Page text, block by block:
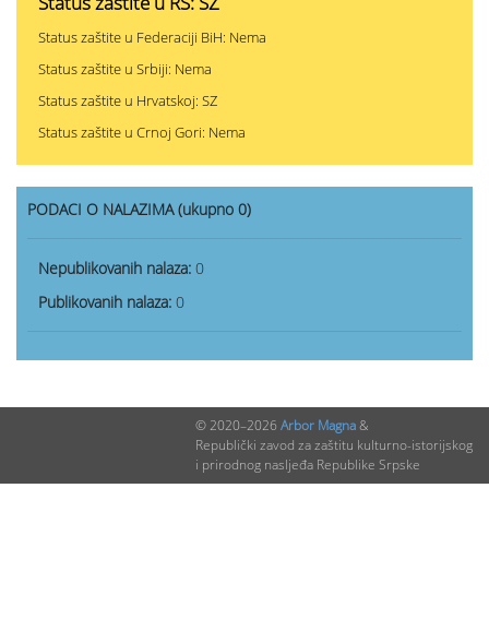
Status zaštite u Federaciji BiH: Nema
Status zaštite u Srbiji: Nema
Status zaštite u Hrvatskoj: SZ
Status zaštite u Crnoj Gori: Nema
PODACI O NALAZIMA (ukupno 0)
Nepublikovanih nalaza: 0
Publikovanih nalaza: 0
© 2020–2026 Arbor Magna&
Republički zavod za zaštitu kulturno-istorijskog
i prirodnog nasljeđa Republike Srpske